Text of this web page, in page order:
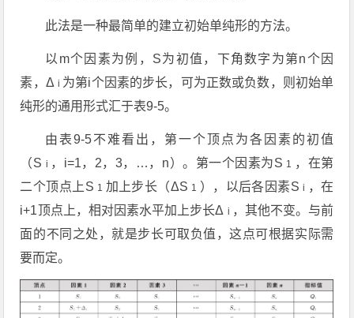
此法是一种最简单的建立初始单纯形的方法。
以m个因素为例，S为初值，下角数字为第n个因
素，Δ i 为第i个因素的步长，可为正数或负数，则初始单
纯形的通用形式汇于表9-5。
由表9-5不难看出，第一个顶点为各因素的初值
（S i ，i=1，2，3，…，n）。第一个因素为S 1 ，在第
二个顶点上S 1 加上步长（ΔS 1 ），以后各因素Si ，在
i+1顶点上，相对因素水平加上步长Δ i ，其他不变。与前
面的不同之处，就是步长可取负值，这点可根据实际需
要而定。